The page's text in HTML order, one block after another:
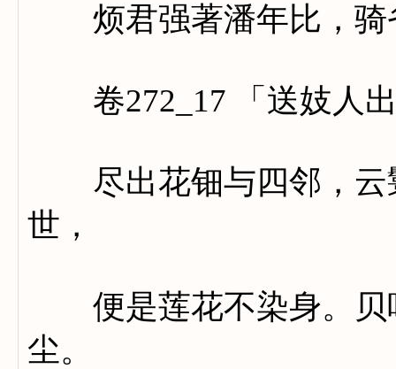
烦君强著潘年比，骑
卷272_17 「送妓人出
尽出花钿与四邻，云
世，
便是莲花不染身。贝
尘。